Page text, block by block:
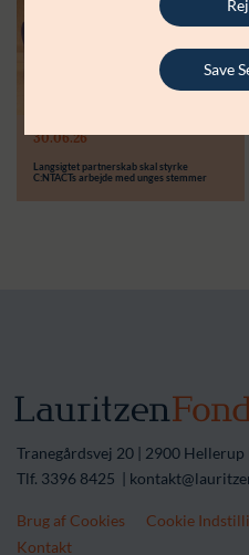
30.06.26
Langsigtet partnerskab skal styrke
C:NTACTs arbejde med unges stemmer
Tranegårdsvej 20 | 2900
Tlf. 3396 8425 |
Brug af Cookies Cookie
Kontakt
Save